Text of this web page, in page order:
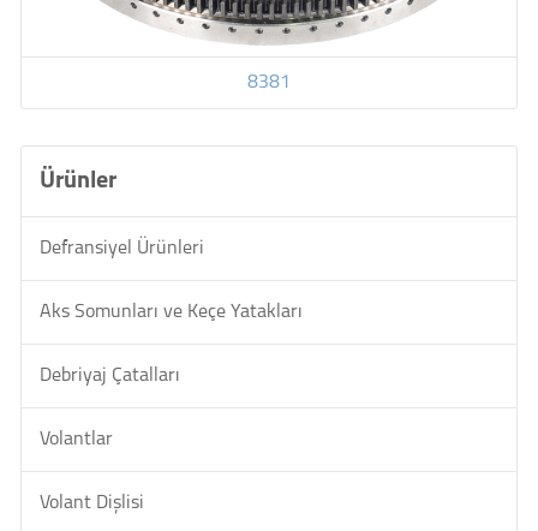
8381
Ürünler
Defransiyel Ürünleri
Aks Somunları ve Keçe Yatakları
Debriyaj Çatalları
Volantlar
Volant Dişlisi